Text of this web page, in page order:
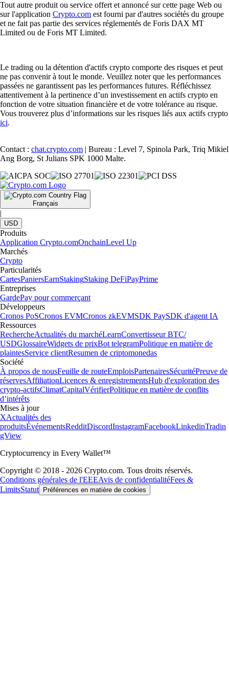
Tout autre produit ou service offert et annoncé sur cette page Web ou
sur l'application Crypto.com est fourni par d'autres sociétés du groupe
et ne fait pas partie des services réglementés de Foris DAX MT
Limited ou de Foris MT Limited.
Le trading ou la détention d'actifs crypto comporte des risques et peut
ne pas convenir à tout le monde. Veuillez noter que les performances
passées ne garantissent pas les performances futures. Réfléchissez
attentivement à la pertinence d’un investissement en actifs crypto en
fonction de votre situation financière et de votre tolérance au risque.
Vous trouverez plus d’informations sur les risques liés aux actifs crypto
ici.
Contact : chat.crypto.com | Bureau : Level 7, Spinola Park, Triq Mikiel
Ang Borg, St Julians SPK 1000 Malte.
Français
|
USD
Produits
Application Crypto.comOnchainLevel Up
Marchés
Crypto
Particularités
CartesPaniersEarnStakingStaking DeFiPayPrime
Entreprises
GardePay pour commerçant
Développeurs
Cronos PoSCronos EVMCronos zkEVMSDK PaySDK d'agent IA
Ressources
RechercheActualités du marchéLearnConvertisseur BTC/
USDGlossaireWidgets de prixBot telegramPolitique en matière de
plaintesService clientResumen de criptomonedas
Société
À propos de nousFeuille de routeEmploisPartenairesSécuritéPreuve de
réservesAffiliationLicences & enregistrementsHub d'exploration des
crypto-actifsClimatCapitalVérifierPolitique en matière de conflits
d’intérêts
Mises à jour
XActualités des
produitsÉvénementsRedditDiscordInstagramFacebookLinkedinTradin
gView
Cryptocurrency in Every Wallet™
Copyright © 2018 - 2026 Crypto.com. Tous droits réservés.
Conditions générales de l'EEEAvis de confidentialitéFees &
LimitsStatut Préférences en matière de cookies